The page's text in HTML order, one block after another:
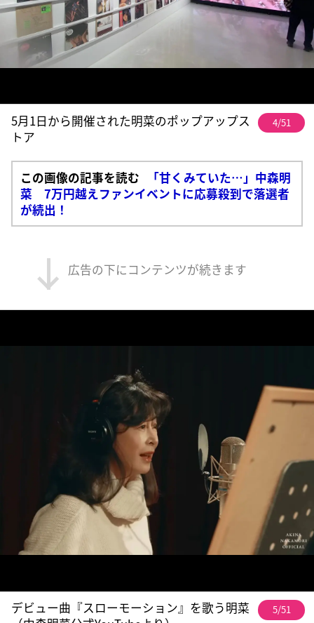
5月1日から開催された明菜のポップアップス
トア
4/51
この画像の記事を読む
「甘くみていた…」中森明
菜 7万円越えファンイベントに応募殺到で落選者
が続出！
広告の下にコンテンツが続きます
デビュー曲『スローモーション』を歌う明菜
5/51